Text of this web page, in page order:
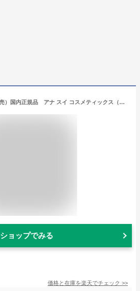
（2025年10月1日発売）国内正規品 アナ スイ コスメティックス（ANNA SUI）3 カラー パレット（限定品）
ショップでみる
価格と在庫を楽天でチェック >>